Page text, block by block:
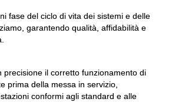
fase del ciclo di vita dei sistemi e delle
garantendo qualità, affidabilità e
precisione il corretto funzionamento di
prima della messa in servizio,
conformi agli standard e alle